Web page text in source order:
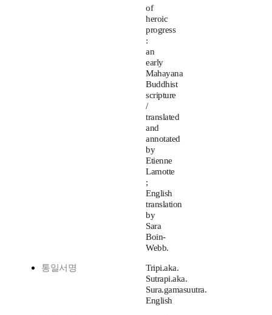
of
heroic
progress
:
an
early
Mahayana
Buddhist
scripture
/
translated
and
annotated
by
Etienne
Lamotte
;
English
translation
by
Sara
Boin-
Webb.
통일서명
Tripi.aka.
Sutrapi.aka.
Sura.gamasuutra.
English